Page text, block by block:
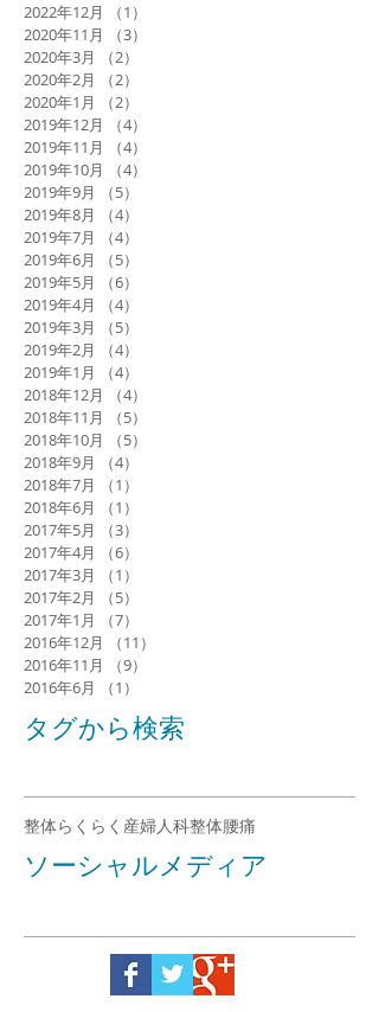
2022年12月 （1）
2020年11月
（3）
2020年3月
（2）
2020年2月
（2）
2020年1月
（2）
2019年12月
（4）
2019年11月
（4）
2019年10月
（4）
2019年9月
（5）
2019年8月
（4）
2019年7月
（4）
2019年6月
（5）
2019年5月
（6）
2019年4月
（4）
2019年3月
（5）
2019年2月
（4）
2019年1月
（4）
2018年12月
（4）
2018年11月
（5）
2018年10月
（5）
2018年9月
（4）
2018年7月
（1）
2018年6月
（1）
2017年5月
（3）
2017年4月
（6）
2017年3月
（1）
2017年2月
（5）
2017年1月
（7）
2016年12月
（11）
2016年11月
（9）
2016年6月
（1）
タグから検索
整体らくらく 産婦人科整体腰痛
ソーシャルメディア